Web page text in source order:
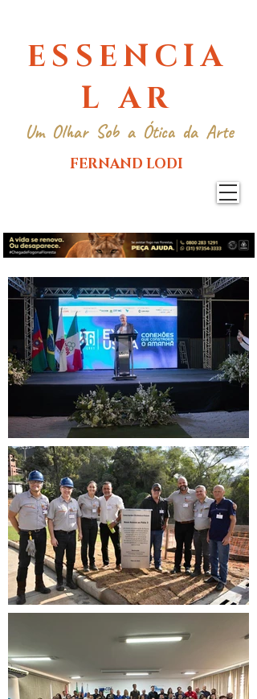
ESSENCIA
L AR
Um Olhar Sob a Ótica da Arte
FERNAND LODI